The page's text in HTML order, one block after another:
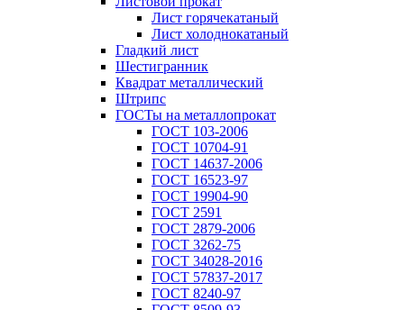
Лист горячекатаный
Лист холоднокатаный
Гладкий лист
Шестигранник
Квадрат металлический
Штрипс
ГОСТы на металлопрокат
ГОСТ 103-2006
ГОСТ 10704-91
ГОСТ 14637-2006
ГОСТ 16523-97
ГОСТ 19904-90
ГОСТ 2591
ГОСТ 2879-2006
ГОСТ 3262-75
ГОСТ 34028-2016
ГОСТ 57837-2017
ГОСТ 8240-97